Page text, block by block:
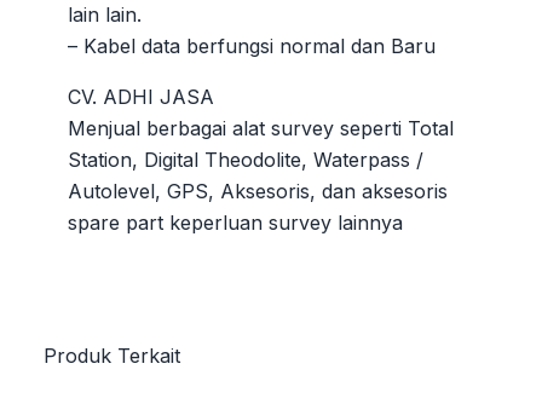
lain lain.
– Kabel data berfungsi normal dan Baru
CV. ADHI JASA
Menjual berbagai alat survey seperti Total
Station, Digital Theodolite, Waterpass /
Autolevel, GPS, Aksesoris, dan aksesoris
spare part keperluan survey lainnya
Produk Terkait